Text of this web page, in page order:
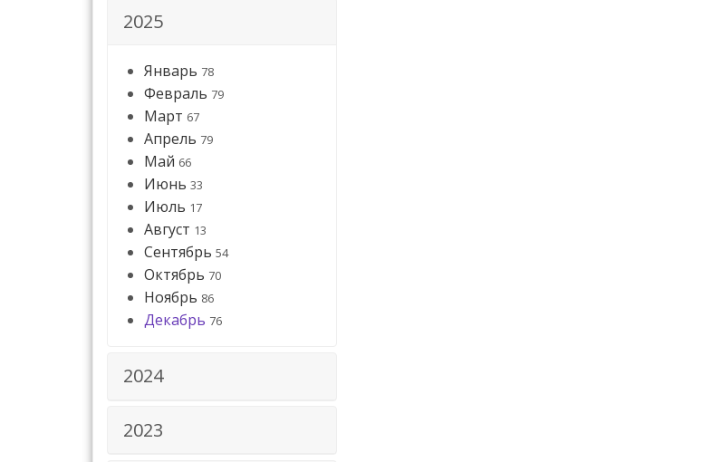
2025
Январь 78
Февраль 79
Март 67
Апрель 79
Май 66
Июнь 33
Июль 17
Август 13
Сентябрь 54
Октябрь 70
Ноябрь 86
Декабрь 76
2024
2023